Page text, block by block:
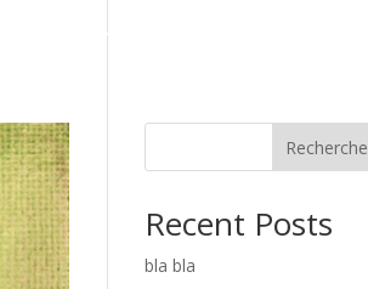
Catalogue
Recherche
Recent Posts
bla bla